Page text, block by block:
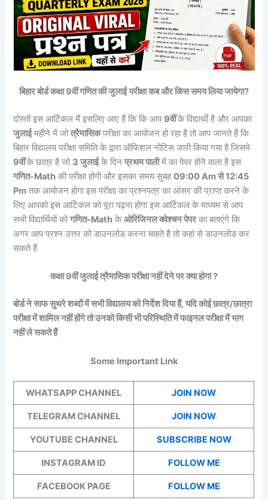
बिहार बोर्ड कक्षा 9वींगणितकी जुलाई परीक्षा कब और किस समय लिया जायेगा?
दोस्तों इस आर्टिकल मैं इसलिए आए हैं कि कि आप 9वींके विद्यार्थी है और आपका
जुलाईमहीने में जोत्रैमासिकपरीक्षा का आयोजन हो रहा है तो आप जानते हैं कि
बिहार विद्यालय परीक्षा समिति के द्वारा ऑफिशल नोटिस जारी किया गया है जिसमे
9वींके छात्र है जो 3 जुलाईके दिनप्रथम पालीमें का पेपर होने वाला है इस
गणित-Math की परीक्षा होगी और इसका समय सुबह09:00 Am से 12:45
Pm तक आयोजन होगा इस परीक्षा का प्रश्नपत्र का आंसर की प्राप्त करने के
लिए आपको इस आर्टिकल को पूरा पढ़ना होगा इस आर्टिकल के माध्यम से आप
सभी विद्यार्थियों कोगणित-Math केओरिजिनल क्वेश्चन पेपरका बताएंगे कि
अगर आप प्रश्न उत्तर को डाउनलोड करना चाहते है तो कहां से डाउनलोड कर
सकते हैं
कक्षा 9वीं जुलाई त्रैमासिक परीक्षा नहीं देने पर क्या होगा ?
बोर्ड ने साफ सुथरे शब्दों में सभी विद्यालय को निर्देश दिया हैं, यदि कोई छात्र/छात्रा
परीक्षा में शामिल नहीं होंगे तो उनको किसी भी परिस्थिति में फाइनल परीक्षा में भाग
नहीं ले सकते हैं
Some Important Link
WHATSAPP CHANNEL JOIN NOW
TELEGRAM CHANNEL JOIN NOW
YOUTUBE CHANNEL SUBSCRIBE NOW
INSTAGRAM ID FOLLOW ME
FACEBOOK PAGE FOLLOW ME